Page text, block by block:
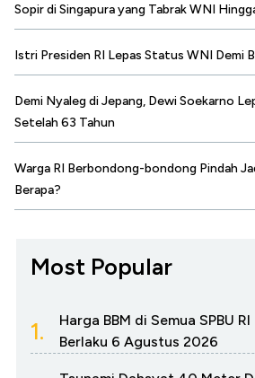
Sopir di Singapura yang Tabrak WNI
Istri Presiden RI Lepas Status WNI Demi
Demi Nyaleg di Jepang, Dewi Soekarno
Setelah 63 Tahun
Warga RI Berbondong-bondong Pindah
Berapa?
Most Popular
1.
Harga BBM di Semua SPBU
Berlaku 6 Agustus 2026